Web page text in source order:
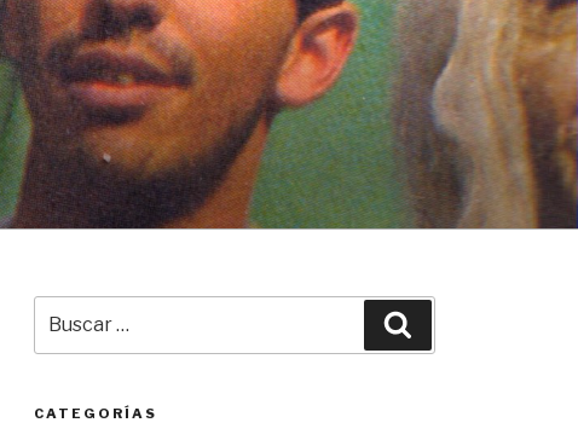
por:
CATEGORÍAS